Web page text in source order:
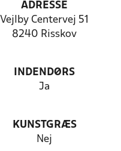
ADRESSE
Vejlby Centervej 51
8240 Risskov
INDENDØRS
Ja
KUNSTGRÆS
Nej